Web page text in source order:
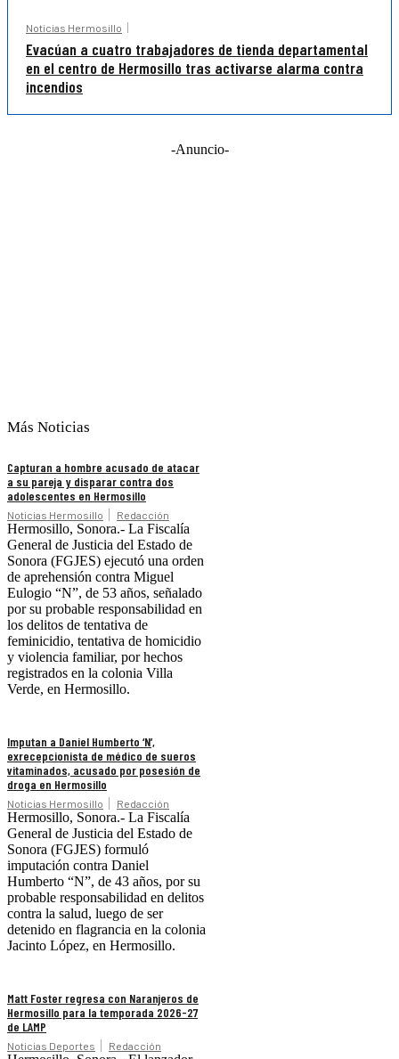
Noticias Hermosillo
Evacúan a cuatro trabajadores de tienda departamental
en el centro de Hermosillo tras activarse alarma contra
incendios
-Anuncio-
Más Noticias
Capturan a hombre acusado de atacar
a su pareja y disparar contra dos
adolescentes en Hermosillo
Noticias Hermosillo Redacción
Hermosillo, Sonora.- La Fiscalía
General de Justicia del Estado de
Sonora (FGJES) ejecutó una orden
de aprehensión contra Miguel
Eulogio “N”, de 53 años, señalado
por su probable responsabilidad en
los delitos de tentativa de
feminicidio, tentativa de homicidio
y violencia familiar, por hechos
registrados en la colonia Villa
Verde, en Hermosillo.
Imputan a Daniel Humberto ‘N’,
exrecepcionista de médico de sueros
vitaminados, acusado por posesión de
droga en Hermosillo
Noticias Hermosillo Redacción
Hermosillo, Sonora.- La Fiscalía
General de Justicia del Estado de
Sonora (FGJES) formuló
imputación contra Daniel
Humberto “N”, de 43 años, por su
probable responsabilidad en delitos
contra la salud, luego de ser
detenido en flagrancia en la colonia
Jacinto López, en Hermosillo.
Matt Foster regresa con Naranjeros de
Hermosillo para la temporada 2026-27
de LAMP
Noticias Deportes Redacción